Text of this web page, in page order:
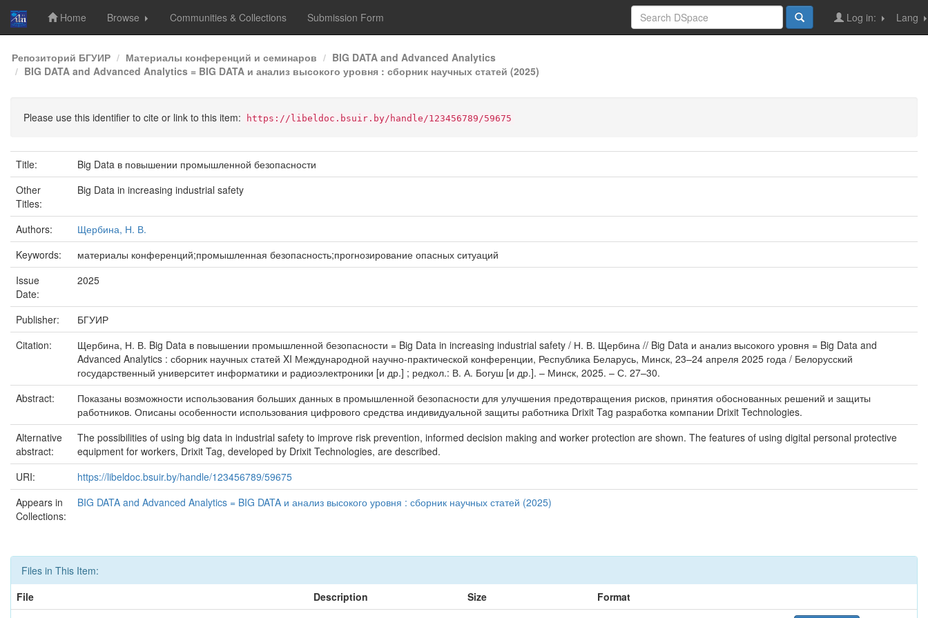
Skip
navigation
Home Browse Communities & Collections Submission Form Lang
Log in:
Репозиторий БГУИР Материалы конференций и семинаров
BIG DATA and Advanced Analytics
BIG DATA and Advanced Analytics = BIG DATA и анализ высокого уровня : сборник научных статей (2025)
Please use this identifier to cite or link to this item: https://libeldoc.bsuir.by/handle/123456789/59675
Title:
Big Data в повышении промышленной безопасности
Other
Titles:
Big Data in increasing industrial safety
Authors:
Щербина, Н. В.
Keywords:
материалы конференций;промышленная безопасность;прогнозирование опасных ситуаций
Issue
Date:
2025
Publisher:
БГУИР
Citation:
Щербина, Н. В. Big Data в повышении промышленной безопасности = Big Data in increasing industrial safety / Н. В. Щербина // Big Data и анализ высокого уровня = Big Data and
Advanced Analytics : сборник научных статей XI Международной научно-практической конференции, Республика Беларусь, Минск, 23–24 апреля 2025 года / Белорусский
государственный университет информатики и радиоэлектроники [и др.] ; редкол.: В. А. Богуш [и др.]. – Минск, 2025. – С. 27–30.
Abstract:
Показаны возможности использования больших данных в промышленной безопасности для улучшения предотвращения рисков, принятия обоснованных решений и защиты
работников. Описаны особенности использования цифрового средства индивидуальной защиты работника Drixit Tag разработка компании Drixit Technologies.
Alternative
abstract:
The possibilities of using big data in industrial safety to improve risk prevention, informed decision making and worker protection are shown. The features of using digital personal protective
equipment for workers, Drixit Tag, developed by Drixit Technologies, are described.
URI:
https://libeldoc.bsuir.by/handle/123456789/59675
Appears in
Collections:
BIG DATA and Advanced Analytics = BIG DATA и анализ высокого уровня : сборник научных статей (2025)
Files in This Item:
File
Description Size
Format